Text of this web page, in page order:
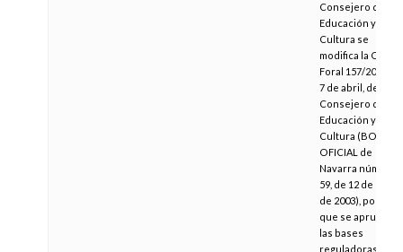
Consejero de
Educación y
Cultura se
modifica la Orden
Foral 157/2003, de
7 de abril, del
Consejero de
Educación y
Cultura (BOLETIN
OFICIAL de
Navarra número
59, de 12 de mayo
de 2003), por la
que se aprueban
las bases
reguladoras de la